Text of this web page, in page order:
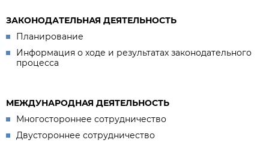
ЗАКОНОДАТЕЛЬНАЯ ДЕЯТЕЛЬНОСТЬ
Планирование
Информация о ходе и результатах законодательного
процесса
МЕЖДУНАРОДНАЯ ДЕЯТЕЛЬНОСТЬ
Многостороннее сотрудничество
Двустороннее сотрудничество